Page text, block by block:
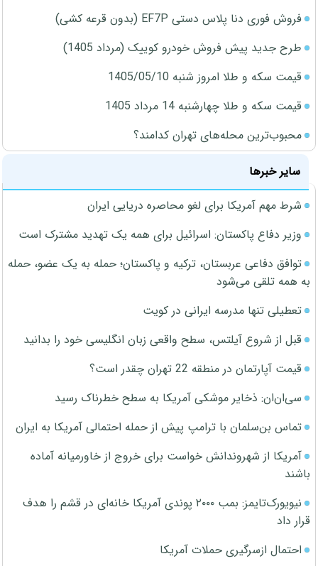
فروش فوری دنا پلاس دستی EF7P (بدون قرعه کشی)
طرح جدید پیش فروش خودرو کوییک (مرداد 1405)
قیمت سکه و طلا امروز شنبه 1405/05/10
قیمت سکه و طلا چهارشنبه 14 مرداد 1405
محبوب‌ترین محله‌های تهران کدامند؟
سایر خبرها
شرط مهم آمریکا برای لغو محاصره دریایی ایران
وزیر دفاع پاکستان: اسرائیل برای همه یک تهدید مشترک است
توافق دفاعی عربستان، ترکیه و پاکستان؛ حمله به یک عضو، حمله
به همه تلقی می‌شود
تعطیلی تنها مدرسه ایرانی در کویت
قبل از شروع آیلتس، سطح واقعی زبان انگلیسی خود را بدانید
قیمت آپارتمان در منطقه 22 تهران چقدر است؟
سی‌ان‌ان: ذخایر موشکی آمریکا به سطح خطرناک رسید
تماس بن‌سلمان با ترامپ پیش از حمله احتمالی آمریکا به ایران
آمریکا از شهروندانش خواست برای خروج از خاورمیانه آماده
باشند
نیویورک‌تایمز: بمب ۲۰۰۰ پوندی آمریکا خانه‌ای در قشم را هدف
قرار داد
احتمال ازسرگیری حملات آمریکا